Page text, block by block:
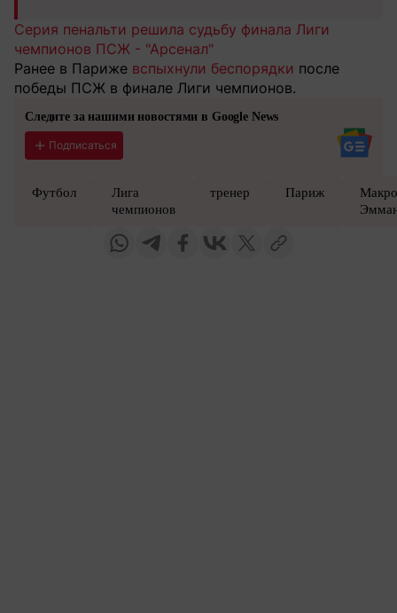
Серия пенальти решила судьбу финала Лиги
чемпионов ПСЖ - "Арсенал"
Ранее в Париже вспыхнули беспорядки после
победы ПСЖ в финале Лиги чемпионов.
Следите за нашими новостями в Google News
Подписаться
Футбол
Лига
чемпионов
тренер Париж